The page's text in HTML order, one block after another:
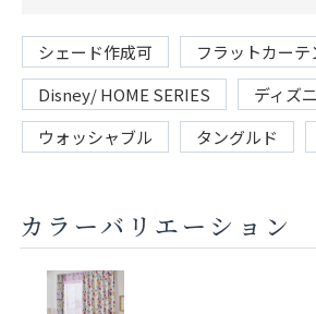
シェード作成可
フラットカーテ
Disney/ HOME SERIES
ディズ
ウォッシャブル
タングルド
カラーバリエーション